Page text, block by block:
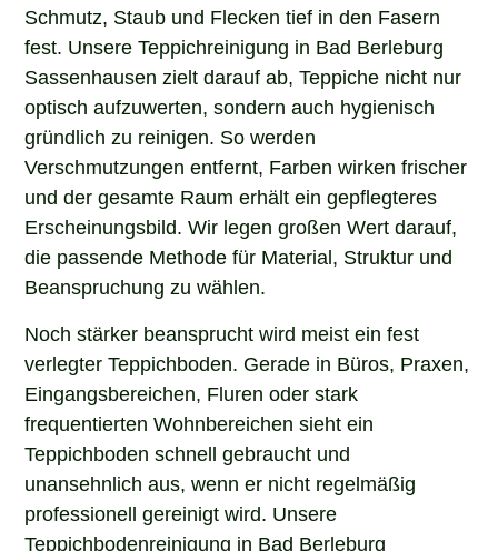
Schmutz, Staub und Flecken tief in den Fasern
fest. Unsere Teppichreinigung in Bad Berleburg
Sassenhausen zielt darauf ab, Teppiche nicht nur
optisch aufzuwerten, sondern auch hygienisch
gründlich zu reinigen. So werden
Verschmutzungen entfernt, Farben wirken frischer
und der gesamte Raum erhält ein gepflegteres
Erscheinungsbild. Wir legen großen Wert darauf,
die passende Methode für Material, Struktur und
Beanspruchung zu wählen.
Noch stärker beansprucht wird meist ein fest
verlegter Teppichboden. Gerade in Büros, Praxen,
Eingangsbereichen, Fluren oder stark
frequentierten Wohnbereichen sieht ein
Teppichboden schnell gebraucht und
unansehnlich aus, wenn er nicht regelmäßig
professionell gereinigt wird. Unsere
Teppichbodenreinigung in Bad Berleburg